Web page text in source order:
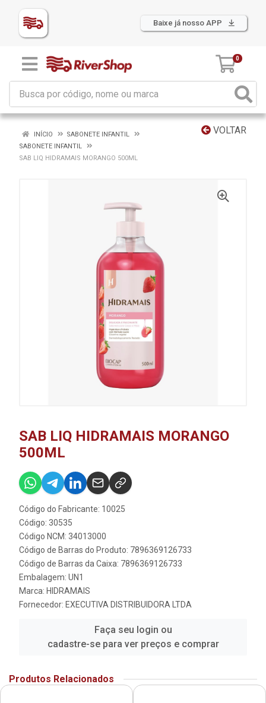
Baixe já nosso APP
0
VOLTAR
INÍCIO
SABONETE INFANTIL
SABONETE INFANTIL
SAB LIQ HIDRAMAIS MORANGO 500ML
SAB LIQ HIDRAMAIS MORANGO
500ML
Código do Fabricante: 10025
Código: 30535
Código NCM: 34013000
Código de Barras do Produto: 7896369126733
Código de Barras da Caixa: 7896369126733
Embalagem: UN1
Marca: HIDRAMAIS
Fornecedor: EXECUTIVA DISTRIBUIDORA LTDA
Faça seu login ou
cadastre-se para ver preços e comprar
Produtos Relacionados